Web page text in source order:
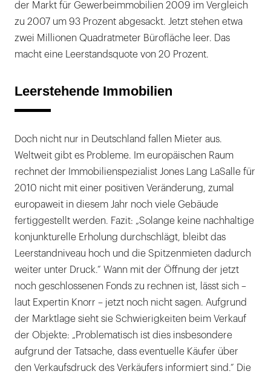
der Markt für Gewerbeimmobilien 2009 im Vergleich
zu 2007 um 93 Prozent abgesackt. Jetzt stehen etwa
zwei Millionen Quadratmeter Bürofläche leer. Das
macht eine Leerstandsquote von 20 Prozent.
Leerstehende Immobilien
Doch nicht nur in Deutschland fallen Mieter aus.
Weltweit gibt es Probleme. Im europäischen Raum
rechnet der Immobilienspezialist Jones Lang LaSalle für
2010 nicht mit einer positiven Veränderung, zumal
europaweit in diesem Jahr noch viele Gebäude
fertiggestellt werden. Fazit: „Solange keine nachhaltige
konjunkturelle Erholung durchschlägt, bleibt das
Leerstandniveau hoch und die Spitzenmieten dadurch
weiter unter Druck.“ Wann mit der Öffnung der jetzt
noch geschlossenen Fonds zu rechnen ist, lässt sich –
laut Expertin Knorr – jetzt noch nicht sagen. Aufgrund
der Marktlage sieht sie Schwierigkeiten beim Verkauf
der Objekte: „Problematisch ist dies insbesondere
aufgrund der Tatsache, dass eventuelle Käufer über
den Verkaufsdruck des Verkäufers informiert sind.“ Die